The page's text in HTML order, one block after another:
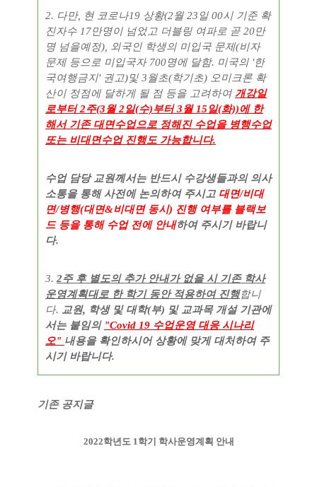
2. 다만, 현 코로나19 상황(2월 23일 00시 기준 확
진자수 17만명이 넘었고 더블링 여파로 곧 20만
명 넘을예정), 외국인 학생의 미입국 문제(비자
문제 등으로 미입국자 700명에 달함. 미국의 '한
국여행금지' 권고)및 3월초(학기초) 오미크론 확
산이 정점에 달하게 될 점 등을 고려하여 개강일
로부터 2주(3월 2일(수)부터 3월 15일(화))에 한
해서 기존 대면수업으로 정해진 수업을 병행수업
또는 비대면수업 진행도 가능합니다.
수업 담당 교원께서는 반드시 수강생들과의 의사
소통을 통해 사전에 논의하여 주시고 대면/비대
면/병행(대면&비대면 동시) 진행 여부를 블랙보
드 등을 통해 수업 전에 안내하여 주시기 바랍니
다.
3. 2주 후 별도의 추가 안내가 없을 시 기존 학사
운영계획대로 한 학기 동안 적용하여 진행합니
다. 교원, 학생 및 대학(부) 및 교과목 개설 기관에
서는 붙임의 ​"Covid 19 수업운영 대응 시나리
오" 내용을 확인하시어 상황에 맞게 대처하여 주
시기 바랍니다.
기존 공지글
2022학년도 1학기 학사운영계획 안내